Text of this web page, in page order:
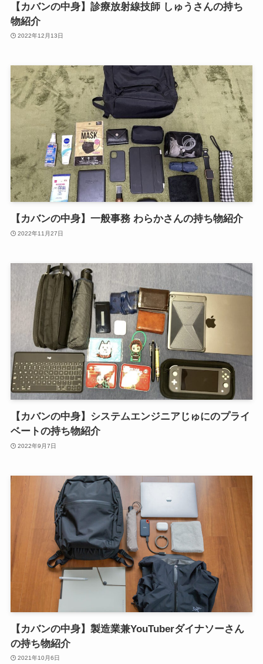
【カバンの中身】診療放射線技師 しゅうさんの持ち
物紹介
2022年12月13日
【カバンの中身】一般事務 わらかさんの持ち物紹介
2022年11月27日
【カバンの中身】システムエンジニアじゅにのプライ
ベートの持ち物紹介
2022年9月7日
【カバンの中身】製造業兼YouTuberダイナソーさん
の持ち物紹介
2021年10月6日